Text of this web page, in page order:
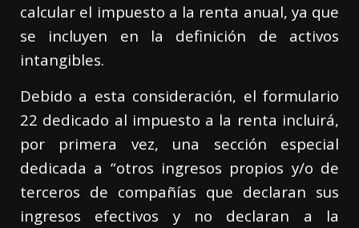
calcular el impuesto a la renta anual, ya que
se incluyen en la definición de activos
intangibles.
Debido a esta consideración, el formulario
22 dedicado al impuesto a la renta incluirá,
por primera vez, una sección especial
dedicada a “otros ingresos propios y/o de
terceros de compañías que declaran sus
ingresos efectivos y no declaran a la